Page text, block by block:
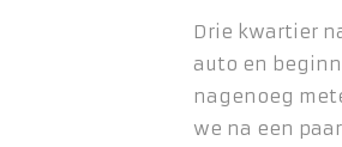
Drie kwartier
auto en
nagenoeg
we na een